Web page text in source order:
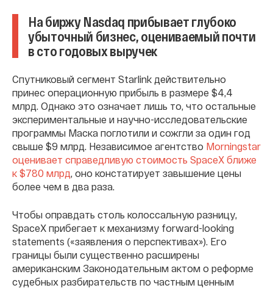
На биржу Nasdaq прибывает глубоко
убыточный бизнес, оцениваемый почти
в сто годовых выручек
Спутниковый сегмент Starlink действительно
принес операционную прибыль в размере $4,4
млрд. Однако это означает лишь то, что остальные
экспериментальные и научно-исследовательские
программы Маска поглотили и сожгли за один год
свыше $9 млрд. Независимое агентство Morningstar
оценивает справедливую стоимость SpaceX ближе
к $780 млрд, оно констатирует завышение цены
более чем в два раза.
Чтобы оправдать столь колоссальную разницу,
SpaceX прибегает к механизму forward-looking
statements («заявления о перспективах»). Его
границы были существенно расширены
американским Законодательным актом о реформе
судебных разбирательств по частным ценным